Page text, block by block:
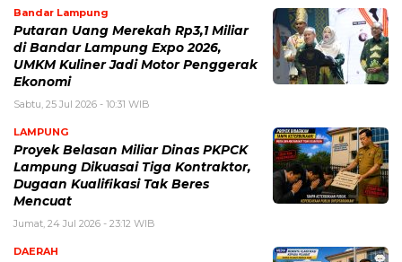
Bandar Lampung
Putaran Uang Merekah Rp3,1 Miliar
di Bandar Lampung Expo 2026,
UMKM Kuliner Jadi Motor Penggerak
Ekonomi
Sabtu, 25 Jul 2026 - 10:31 WIB
LAMPUNG
Proyek Belasan Miliar Dinas PKPCK
Lampung Dikuasai Tiga Kontraktor,
Dugaan Kualifikasi Tak Beres
Mencuat
Jumat, 24 Jul 2026 - 23:12 WIB
DAERAH